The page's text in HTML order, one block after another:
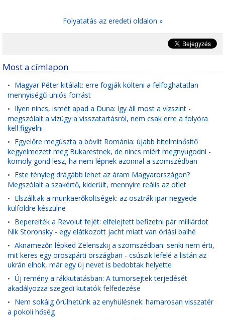
Folyatatás az eredeti oldalon »
Most a címlapon
• Magyar Péter kitálalt: erre fogják költeni a felfoghatatlan
mennyiségű uniós forrást
• Ilyen nincs, ismét apad a Duna: így áll most a vízszint -
megszólalt a vízügy a visszatartásról, nem csak erre a folyóra
kell figyelni
• Egyelőre megúszta a bóvlit Románia: újabb hitelminősítő
kegyelmezett meg Bukarestnek, de nincs miért megnyugodni -
komoly gond lesz, ha nem lépnek azonnal a szomszédban
• Este tényleg drágább lehet az áram Magyarországon?
Megszólalt a szakértő, kiderült, mennyire reális az ötlet
• Elszálltak a munkaerőköltségek: az osztrák ipar negyede
külföldre készülne
• Beperelték a Revolut fejét: elfelejtett befizetni pár milliárdot
Nik Storonsky - egy elátkozott jacht miatt van óriási balhé
• Aknamezőn lépked Zelenszkij a szomszédban: senki nem érti,
mit keres egy oroszpárti országban - csúszik lefelé a listán az
ukrán elnök, már egy új nevet is bedobtak helyette
• Új remény a rákkutatásban: A tumorsejtek terjedését
akadályozza szegedi kutatók felfedezése
• Nem sokáig örülhetünk az enyhülésnek: hamarosan visszatér
a pokoli hőség